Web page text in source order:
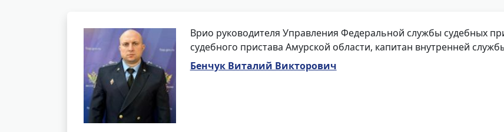
Врио руководителя Управления Федеральной службы судебных
судебного пристава Амурской области, капитан внутренней
Бенчук Виталий Викторович